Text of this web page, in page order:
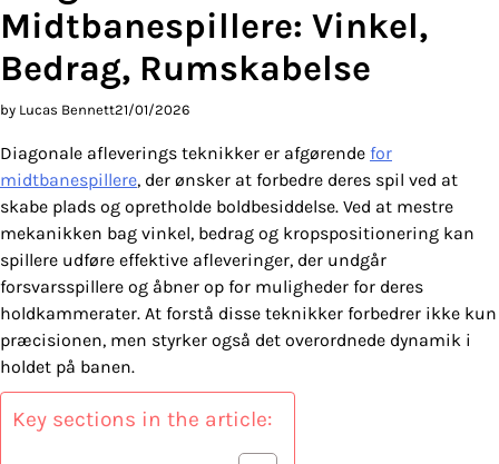
Midtbanespillere: Vinkel,
Bedrag, Rumskabelse
by Lucas Bennett21/01/2026
Diagonale afleverings teknikker er afgørende for
midtbanespillere, der ønsker at forbedre deres spil ved at
skabe plads og opretholde boldbesiddelse. Ved at mestre
mekanikken bag vinkel, bedrag og kropspositionering kan
spillere udføre effektive afleveringer, der undgår
forsvarsspillere og åbner op for muligheder for deres
holdkammerater. At forstå disse teknikker forbedrer ikke kun
præcisionen, men styrker også det overordnede dynamik i
holdet på banen.
Key sections in the article: